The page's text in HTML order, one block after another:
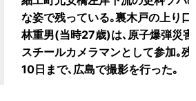
な姿で残っている｡裏木戸の上り
林重男(当時27歳)は､原子爆弾災
スチールカメラマンとして参加｡
10日まで､広島で撮影を行った｡